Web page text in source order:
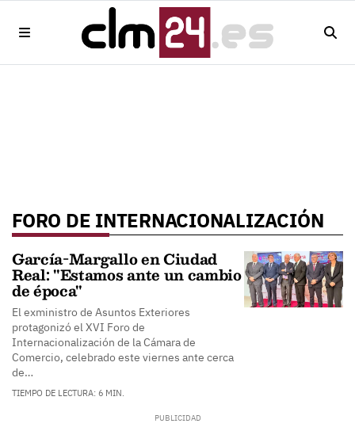
FORO DE INTERNACIONALIZACIÓN
García-Margallo en Ciudad
Real: "Estamos ante un cambio
de época"
El exministro de Asuntos Exteriores
protagonizó el XVI Foro de
Internacionalización de la Cámara de
Comercio, celebrado este viernes ante cerca
de…
TIEMPO DE LECTURA: 6 MIN.